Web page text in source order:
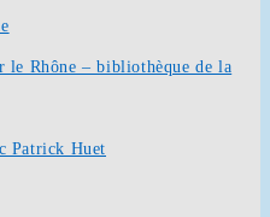
le Rhône – bibliothèque de la
Patrick Huet